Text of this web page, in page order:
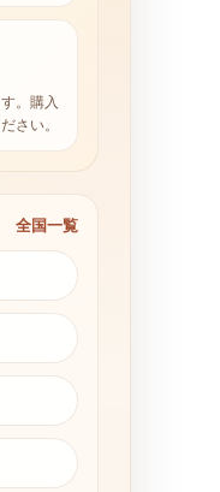
。購入
さい。
全国一覧